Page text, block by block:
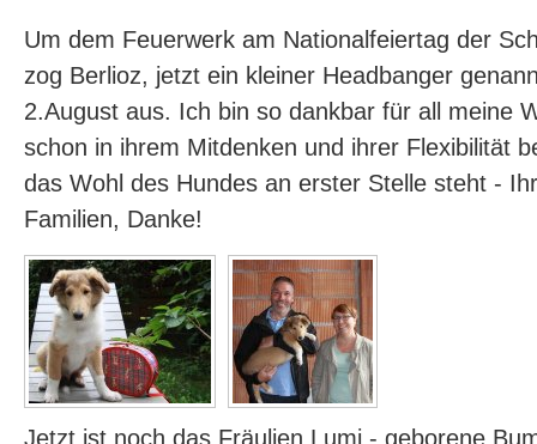
Um dem Feuerwerk am Nationalfeiertag der
zog Berlioz, jetzt ein kleiner Headbanger
2.August aus. Ich bin so dankbar für all meine
schon in ihrem Mitdenken und ihrer Flexibilität
das Wohl des Hundes an erster Stelle steht -
Familien, Danke!
Jetzt ist noch das Fräulien Lumi - geborene